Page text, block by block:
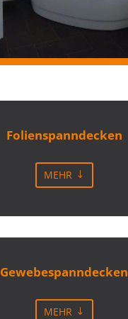
Folienspanndecken
MEHR
Gewebespanndecken
MEHR